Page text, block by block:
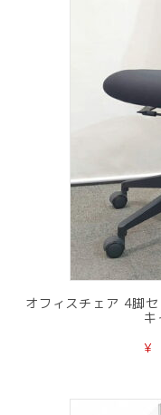
オフィスチェア 4脚
キ
¥